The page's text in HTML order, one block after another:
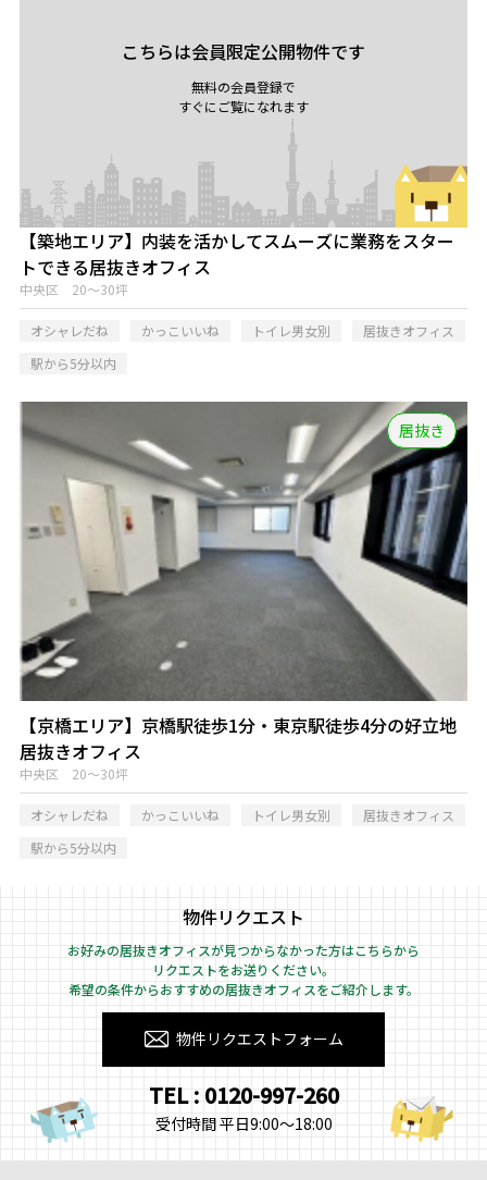
こちらは会員限定公開物件です
無料の会員登録で
すぐにご覧になれます
【築地エリア】内装を活かしてスムーズに業務をスター
トできる居抜きオフィス
中央区 20～30坪
オシャレだね かっこいいね トイレ男女別
居抜きオフィス
駅から5分以内
居抜き
【京橋エリア】京橋駅徒歩1分・東京駅徒歩4分の好立地
居抜きオフィス
中央区 20～30坪
オシャレだね かっこいいね トイレ男女別
居抜きオフィス
駅から5分以内
物件リクエスト
お好みの居抜きオフィスが見つからなかった方はこちらから
リクエストをお送りください。
希望の条件からおすすめの居抜きオフィスをご紹介します。
物件リクエストフォーム
TEL : 0120-997-260
受付時間 平日9:00～18:00